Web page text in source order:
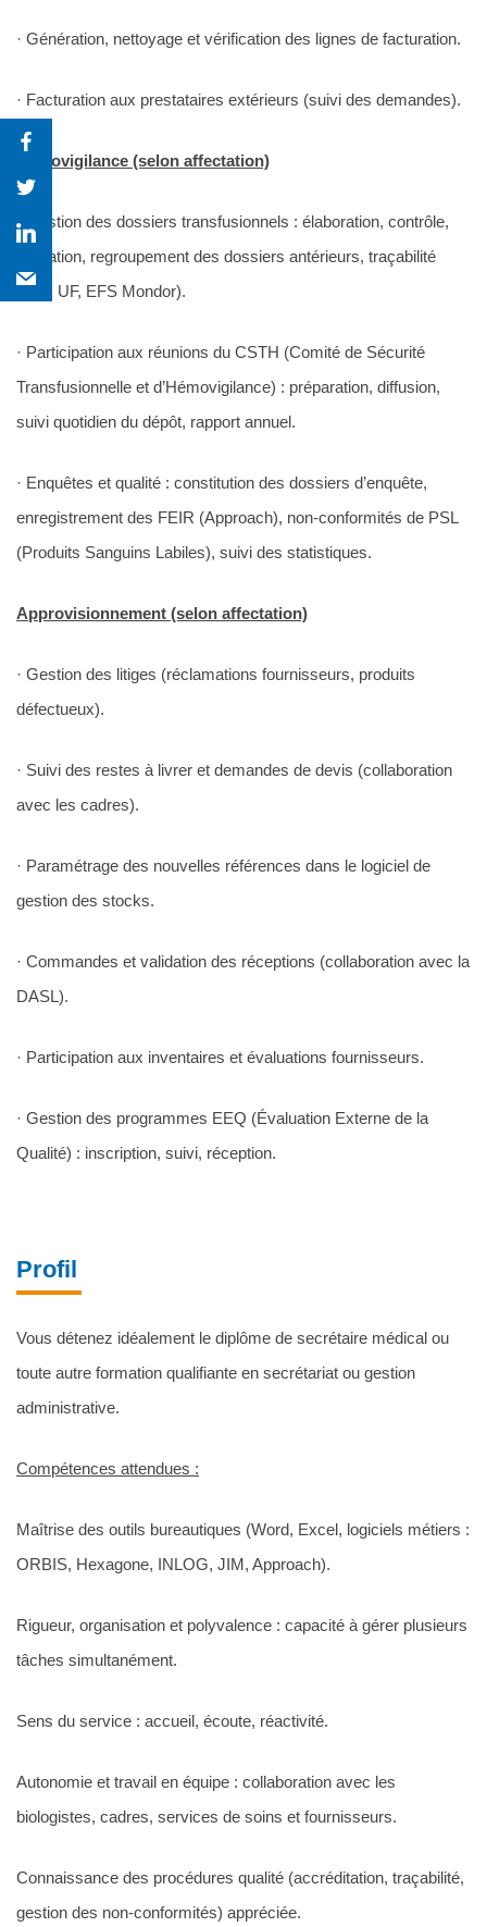
· Génération, nettoyage et vérification des lignes de facturation.
· Facturation aux prestataires extérieurs (suivi des demandes).
Hémovigilance (selon affectation)
· Gestion des dossiers transfusionnels : élaboration, contrôle,
épuration, regroupement des dossiers antérieurs, traçabilité
(JIM, UF, EFS Mondor).
· Participation aux réunions du CSTH (Comité de Sécurité
Transfusionnelle et d’Hémovigilance) : préparation, diffusion,
suivi quotidien du dépôt, rapport annuel.
· Enquêtes et qualité : constitution des dossiers d’enquête,
enregistrement des FEIR (Approach), non-conformités de PSL
(Produits Sanguins Labiles), suivi des statistiques.
Approvisionnement (selon affectation)
· Gestion des litiges (réclamations fournisseurs, produits
défectueux).
· Suivi des restes à livrer et demandes de devis (collaboration
avec les cadres).
· Paramétrage des nouvelles références dans le logiciel de
gestion des stocks.
· Commandes et validation des réceptions (collaboration avec la
DASL).
· Participation aux inventaires et évaluations fournisseurs.
· Gestion des programmes EEQ (Évaluation Externe de la
Qualité) : inscription, suivi, réception.
Profil
Vous détenez idéalement le diplôme de secrétaire médical ou
toute autre formation qualifiante en secrétariat ou gestion
administrative.
Compétences attendues :
Maîtrise des outils bureautiques (Word, Excel, logiciels métiers :
ORBIS, Hexagone, INLOG, JIM, Approach).
Rigueur, organisation et polyvalence : capacité à gérer plusieurs
tâches simultanément.
Sens du service : accueil, écoute, réactivité.
Autonomie et travail en équipe : collaboration avec les
biologistes, cadres, services de soins et fournisseurs.
Connaissance des procédures qualité (accréditation, traçabilité,
gestion des non-conformités) appréciée.